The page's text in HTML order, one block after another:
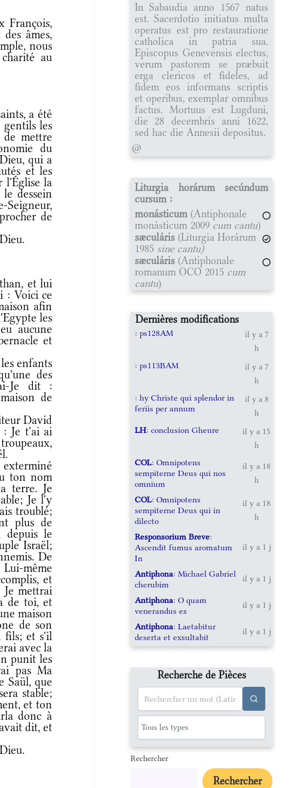
François,
âmes,
nous
au
a été
gentils les
de mettre
du
qui a
et les
l'Église la
dessein
Seigneur,
de
et lui
: Voici ce
afin
les
aucune
et
enfants
des
Je dit :
de
David
: Je t'ai ai
exterminé
ton nom
terre. Je
Je l'y
troublé;
plus de
depuis le
Israël;
De
même
et
Je mettrai
de toi, et
maison
de son
fils; et s'il
avec la
punit les
pas Ma
Saül, que
stable;
et ton
donc à
dit, et
In Sabaudia anno 1567 natus
est. Sacerdotio initiatus multa
operatus est pro restauratione
catholica in patria sua.
Episcopus Genevensis electus,
verum pastorem se præbuit
erga clericos et fideles, ad
fidem eos informans scriptis
et operibus, exemplar omnibus
factus. Mortuus est Lugduni,
die 28 decembris anni 1622,
sed hac die Annesii depositus.
@
Liturgia horárum secúndum
cursum :
monásticum (Antiphonale
monásticum 2009 cum cantu)
sæculáris (Liturgia Horárum
1985 sine cantu)
sæculáris (Antiphonale
romanum OCO 2015 cum
cantu)
Dernières modifications
: ps128AM
il y a 7
h
: ps113BAM
il y a 7
h
: hy Christe qui splendor in
feriis per annum
il y a 8
h
LH: conclusion Gheure
il y a 15
h
COL: Omnipotens
sempiterne Deus qui nos
omnium
il y a 18
h
COL: Omnipotens
sempiterne Deus qui in
dilecto
il y a 18
h
Responsorium Breve:
Ascendit fumus aromatum
In
il y a 1 j
Antiphona: Michael Gabriel
cherubim
il y a 1 j
Antiphona: O quam
venerandus es
il y a 1 j
Antiphona: Laetabitur
deserta et exsultabit
il y a 1 j
Recherche de Pièces
Rechercher
Rechercher